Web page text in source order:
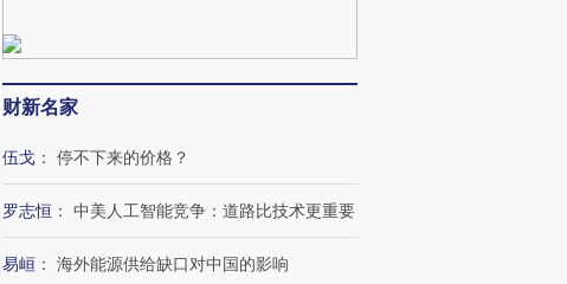
财新名家
伍戈 ： 停不下来的价格？
罗志恒 ： 中美人工智能竞争：道路比技术更重要
易峘 ： 海外能源供给缺口对中国的影响